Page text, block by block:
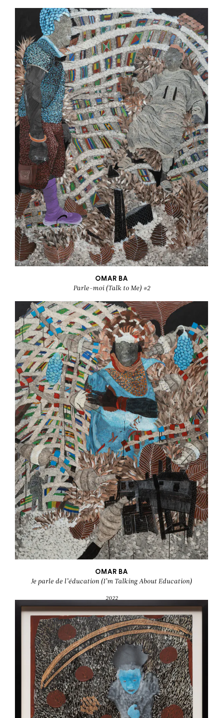
2022
Acrylique, crayon, huile, encre de chine et stylo bic sur toile
200 x 150 cm
OMAR BA
Parle-moi (Talk to Me) #2
2022
Acrylique, crayon, huile, encre de chine et stylo bic sur toile
200 x 150 cm
OMAR BA
Je parle de l’éducation (I’m Talking About Education)
2022
Acrylique, crayon, huile, encre de chine et stylo bic sur toile
200 x 150 cm